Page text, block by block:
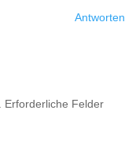
Antworten
Erforderliche Felder